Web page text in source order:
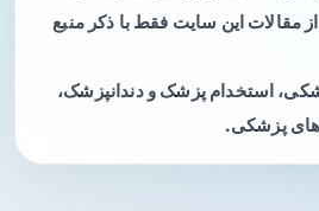
مقالات این سایت فقط با ذکر منبع
استخدام پزشک و دندانپزشک،